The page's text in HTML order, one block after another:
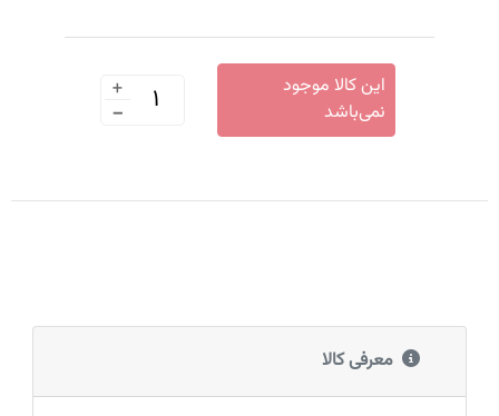
+
-
این کالا موجود
نمی‌باشد
معرفی کالا